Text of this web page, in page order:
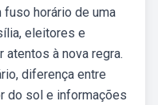
horário de uma
eleitores e
à nova regra.
diferença entre
do sol e informações